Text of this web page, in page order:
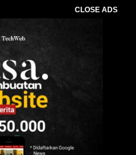
CLOSE ADS